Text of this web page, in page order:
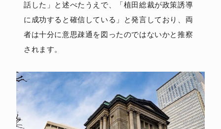
話した」と述べたうえで、「植田総裁が政策誘導
に成功すると確信している」と発言しており、両
者は十分に意思疎通を図ったのではないかと推察
されます。